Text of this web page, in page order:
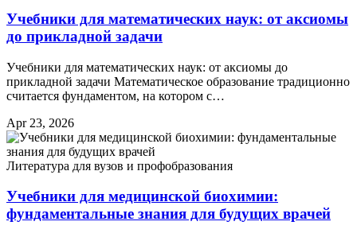
Учебники для математических наук: от аксиомы
до прикладной задачи
Учебники для математических наук: от аксиомы до
прикладной задачи Математическое образование традиционно
считается фундаментом, на котором с…
Apr 23, 2026
Литература для вузов и профобразования
Учебники для медицинской биохимии:
фундаментальные знания для будущих врачей